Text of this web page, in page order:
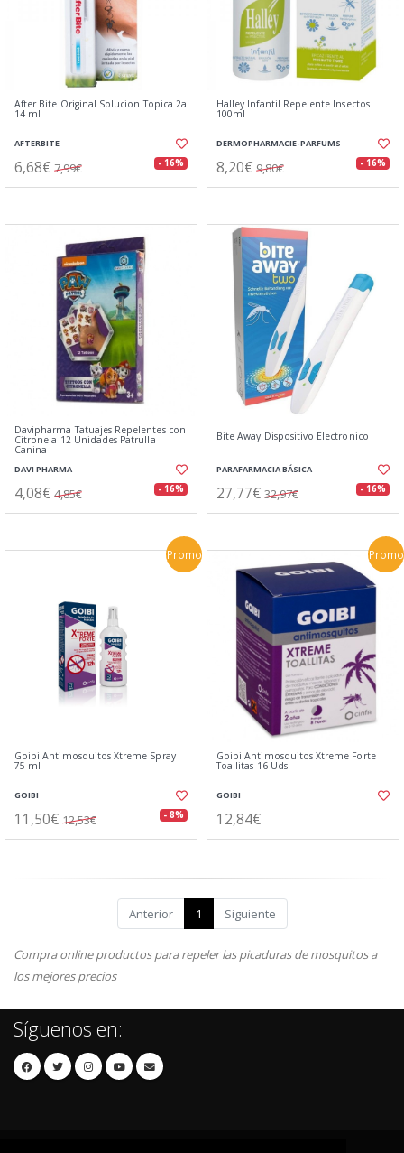
After Bite Original Solucion Topica 2a
14 ml
AFTERBITE
6,68€ 7,99€ - 16%
Halley Infantil Repelente Insectos
100ml
DERMOPHARMACIE-PARFUMS
8,20€ 9,80€ - 16%
Davipharma Tatuajes Repelentes con
Citronela 12 Unidades Patrulla
Canina
DAVI PHARMA
4,08€ 4,85€ - 16%
Bite Away Dispositivo Electronico
PARAFARMACIA BÁSICA
27,77€ 32,97€ - 16%
Promo
Goibi Antimosquitos Xtreme Spray
75 ml
GOIBI
11,50€ 12,53€ - 8%
Promo
Goibi Antimosquitos Xtreme Forte
Toallitas 16 Uds
GOIBI
12,84€
Anterior 1 Siguiente
Compra online productos para repeler las picaduras de mosquitos a
los mejores precios
Síguenos en: